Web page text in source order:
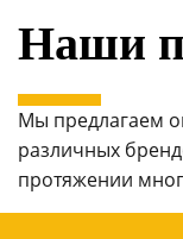
Наши
Мы предлагаем
различных
протяжении